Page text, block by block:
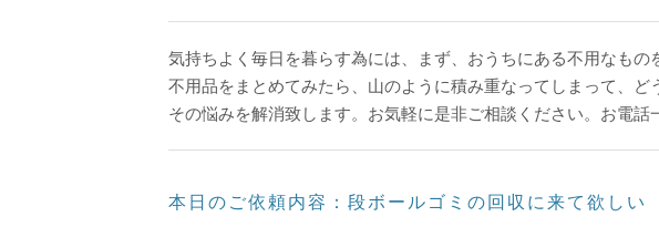
気持ちよく毎日を暮らす為には、まず、おうちにある不用なもの
不用品をまとめてみたら、山のように積み重なってしまって、ど
その悩みを解消致します。お気軽に是非ご相談ください。 お電話
本日のご依頼内容：段ボールゴミの回収に来て欲しい